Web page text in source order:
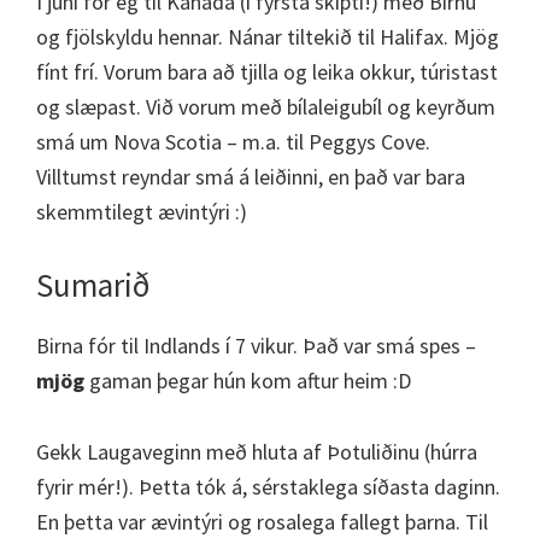
og fjölskyldu hennar. Nánar tiltekið til Halifax. Mjög
fínt frí. Vorum bara að tjilla og leika okkur, túristast
og slæpast. Við vorum með bílaleigubíl og keyrðum
smá um Nova Scotia – m.a. til Peggys Cove.
Villtumst reyndar smá á leiðinni, en það var bara
skemmtilegt ævintýri :)
Sumarið
Birna fór til Indlands í 7 vikur. Það var smá spes –
mjög gaman þegar hún kom aftur heim :D
Gekk Laugaveginn með hluta af Þotuliðinu (húrra
fyrir mér!). Þetta tók á, sérstaklega síðasta daginn.
En þetta var ævintýri og rosalega fallegt þarna. Til